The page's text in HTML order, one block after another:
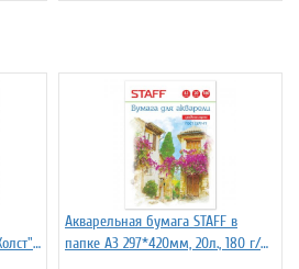
Акварельная бумага STAFF в
папке А3 297*420мм, 20л., 180 г/м2